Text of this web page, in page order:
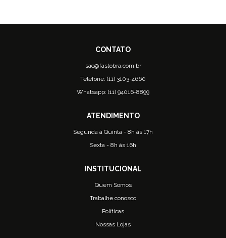
sac@fastobra.com.br
Telefone: (11) 3103-4660
Whatsapp: (11) 94016-8899
Segunda à Quinta - 8h às 17h
Sexta - 8h às 16h
Quem Somos
Trabalhe conosco
Políticas
Nossas Lojas